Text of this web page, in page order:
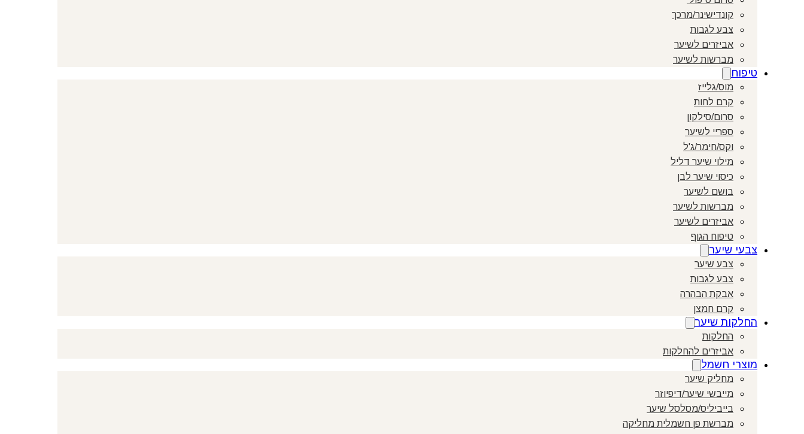
קונדישינר/מרכך
צבע לגבות
אביזרים לשיער
מברשות לשיער
טיפוח
מוס/גלייז
קרם לחות
סרום/סילקון
ספריי לשיער
וקס/חימר/ג'ל
מילוי שיער דליל
כיסוי שיער לבן
בושם לשיער
מברשות לשיער
אביזרים לשיער
טיפוח הגוף
צבעי שיער
צבע שיער
צבע לגבות
אבקת הבהרה
קרם חמצן
החלקות שיער
החלקות
אביזרים להחלקות
מוצרי חשמל
מחליק שיער
מייבשי שיער/דיפיוזר
בייביליס/מסלסל שיער
מברשת פן חשמלית מחליקה